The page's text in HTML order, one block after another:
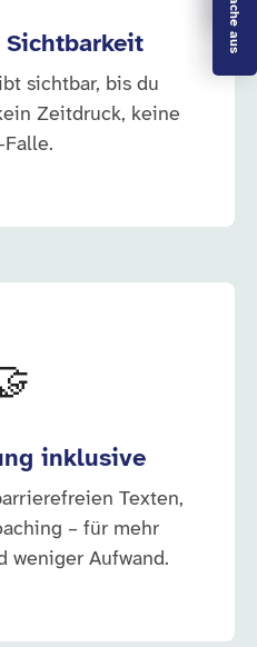
Sichtbarkeit
sichtbar, bis du
Zeitdruck, keine
Falle.
inklusive
Texten,
– für mehr
weniger Aufwand.